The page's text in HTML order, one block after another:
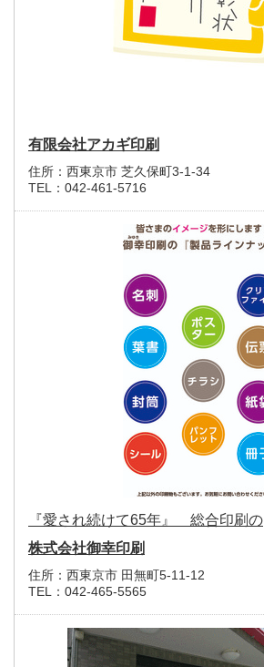
有限会社アカギ印刷
住所： 西東京市 芝久保町3-1-34
TEL： 042-461-5716
『愛され続けて65年』 総合印刷の
株式会社御幸印刷
住所： 西東京市 田無町5-11-12
TEL： 042-465-5565